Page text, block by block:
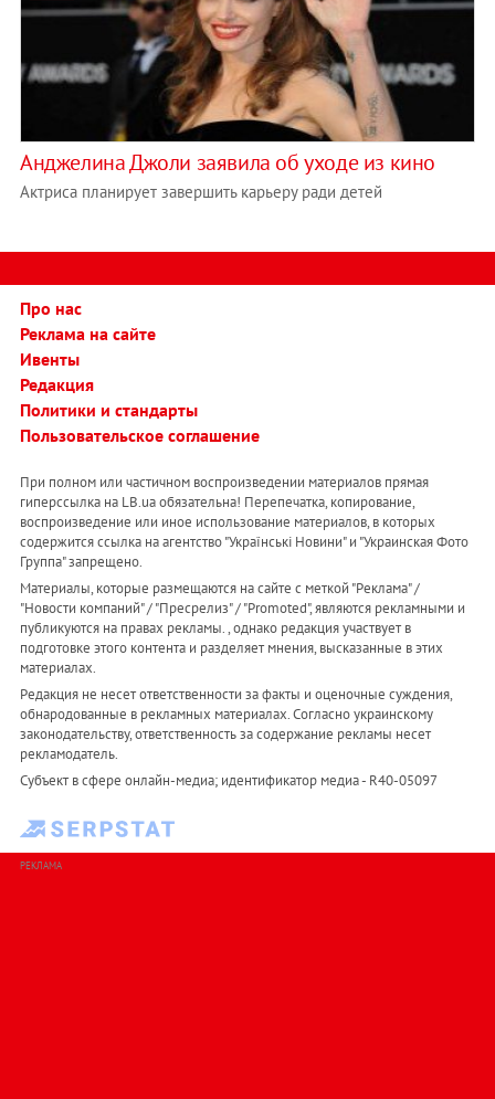
Анджелина Джоли заявила об уходе из кино
Актриса планирует завершить карьеру ради детей
Про нас
Реклама на сайте
Ивенты
Редакция
Политики и стандарты
Пользовательское соглашение
При полном или частичном воспроизведении материалов прямая
гиперссылка на LB.ua обязательна! Перепечатка, копирование,
воспроизведение или иное использование материалов, в которых
содержится ссылка на агентство "Українськi Новини" и "Украинская Фото
Группа" запрещено.
Материалы, которые размещаются на сайте с меткой "Реклама" /
"Новости компаний" / "Пресрелиз" / "Promoted", являются рекламными и
публикуются на правах рекламы. , однако редакция участвует в
подготовке этого контента и разделяет мнения, высказанные в этих
материалах.
Редакция не несет ответственности за факты и оценочные суждения,
обнародованные в рекламных материалах. Согласно украинскому
законодательству, ответственность за содержание рекламы несет
рекламодатель.
Субъект в сфере онлайн-медиа; идентификатор медиа - R40-05097
РЕКЛАМА